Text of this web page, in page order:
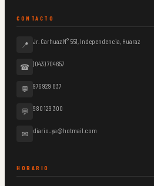
CONTACTO
📍 Jr. Carhuaz N° 551, Independencia, Huaraz
☎ (043) 704657
💬 976 929 837
💬 980 129 300
✉ diario_ya@hotmail.com
HORARIO